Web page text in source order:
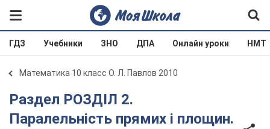
ГДЗ Учебники ЗНО ДПА Онлайн уроки НМТ
Математика 10 класс О. Л. Павлов 2010
Раздел РОЗДІЛ 2.
Паралельність прямих і площин.